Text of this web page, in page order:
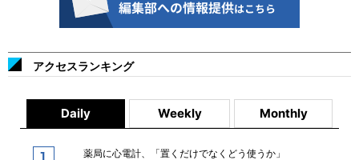
アクセスランキング
Daily Weekly Monthly
薬局に心電計、「置くだけでなくどう使うか」